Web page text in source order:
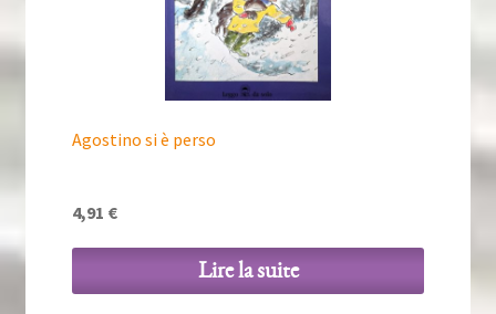
Agostino si è perso
4,91 €
Lire la suite